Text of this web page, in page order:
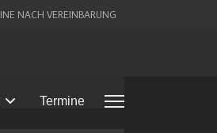
NACH VEREINBARUNG
Termine